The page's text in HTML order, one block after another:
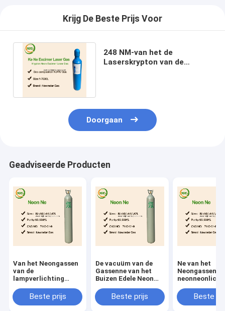
Krijg De Beste Prijs Voor
248 NM-van het de
Laserskrypton van de
Doorgaan
Geadviseerde Producten
Van het Neongassen
van de
lampverlichting
Brandbare het
Elektronenrang
Beste prijs
De vacuüm van de
Gassenne van het
Buizen Edele Neon
Giftige V.N. 1065
niet
Beste prijs
Ne van het
Neongassen
neonneonlicht
Cilinders
Beste